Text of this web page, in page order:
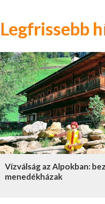
Legfrissebb
Vízválság az Alpokban:
menedékházak